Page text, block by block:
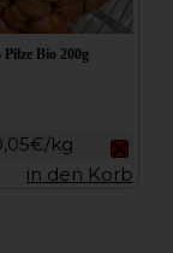
Pilze Bio 200g
kg
in den Korb